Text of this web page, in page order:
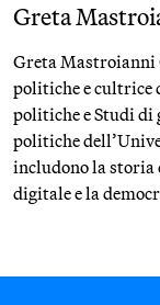
Greta
Greta Mastroianni
politiche e cultrice
politiche e Studi di
politiche
includono la
digitale e la